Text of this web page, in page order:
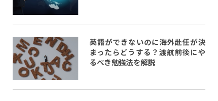
英語ができないのに海外赴任が決
まったらどうする？渡航前後にや
るべき勉強法を解説